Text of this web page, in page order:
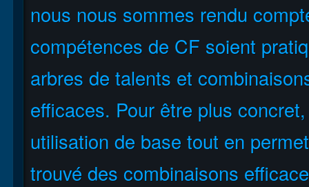
nous nous sommes rendu
compétences de CF soient
arbres de talents et
efficaces. Pour être plus
utilisation de base tout en
trouvé des combinaisons